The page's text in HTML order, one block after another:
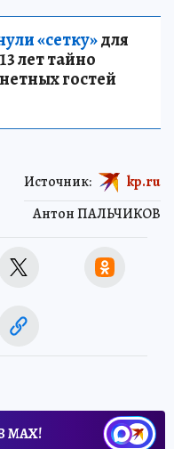
«сетку»для
лет тайно
гостей
Антон ПАЛЬЧИКОВ
Источник: kp.ru
МАХ!